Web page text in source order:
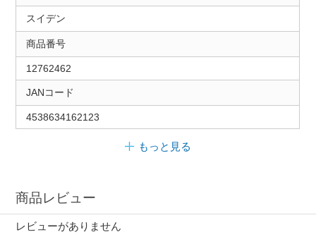
スイデン
商品番号
12762462
JANコード
4538634162123
もっと見る
商品レビュー
レビューがありません